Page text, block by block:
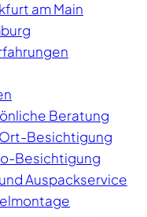
am Main
Beratung
Besichtigung
Besichtigung
Auspackservice